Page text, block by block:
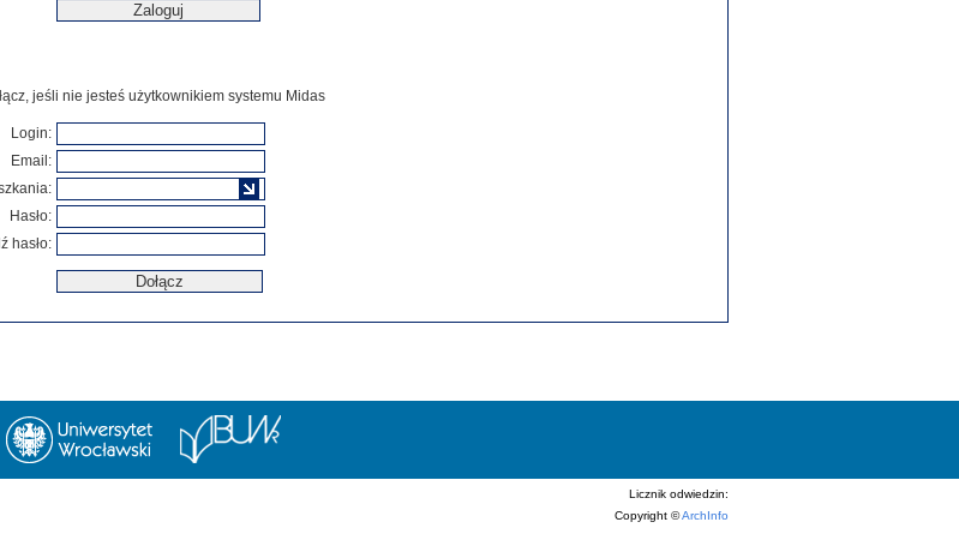
jeśli nie jesteś użytkownikiem systemu Midas
Login:
Email:
Hasło:
hasło:
Licznik odwiedzin:
Copyright ©ArchInfo